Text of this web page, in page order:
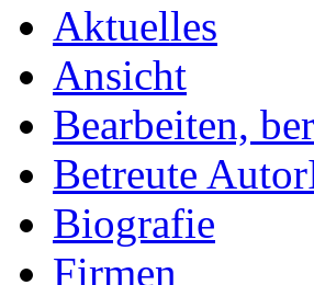
Aktuelles
Ansicht
Bearbeiten,
Betreute
Biografie
Firmen